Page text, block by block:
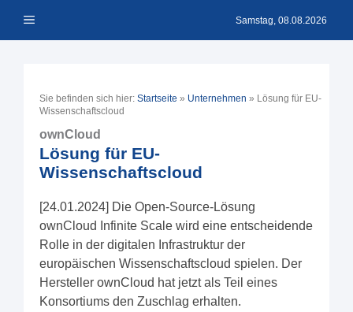
Inhalt Menü Samstag, 08.08.2026
Sie befinden sich hier: Startseite » Unternehmen » Lösung für EU-
Wissenschaftscloud
ownCloud
Lösung für EU-
Wissenschaftscloud
[24.01.2024] Die Open-Source-Lösung
ownCloud Infinite Scale wird eine entscheidende
Rolle in der digitalen Infrastruktur der
europäischen Wissenschaftscloud spielen. Der
Hersteller ownCloud hat jetzt als Teil eines
Konsortiums den Zuschlag erhalten.